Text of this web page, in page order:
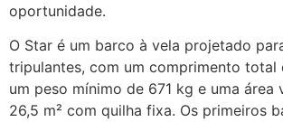
oportunidade.
O Star é um barco à vela projetado
tripulantes, com um comprimento total
um peso mínimo de 671 kg e uma área
26,5 m² com quilha fixa. Os primeiros